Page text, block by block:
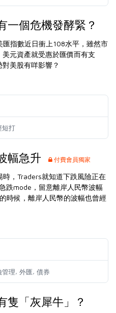
一個危機發酵緊？
匯指數近日衝上108水平，雖然市
元資產就受惠於匯價而有支
美股有咩影響？
短打
幅急升 付費會員獨家
，Traders就知道下跌風險正在
跌mode，留意離岸人民幣波幅
時候，離岸人民幣的波幅也曾經
管理, 外匯, 債券
隻「灰犀牛」？